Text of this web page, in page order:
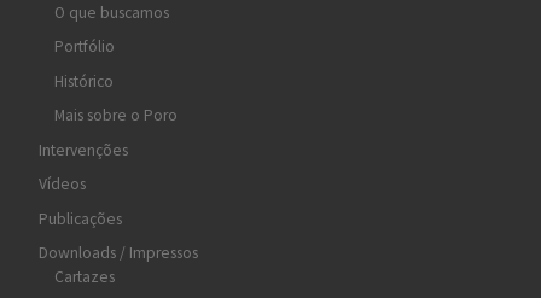
O que buscamos
Portfólio
Histórico
Mais sobre o Poro
Intervenções
Vídeos
Publicações
Downloads / Impressos
Cartazes